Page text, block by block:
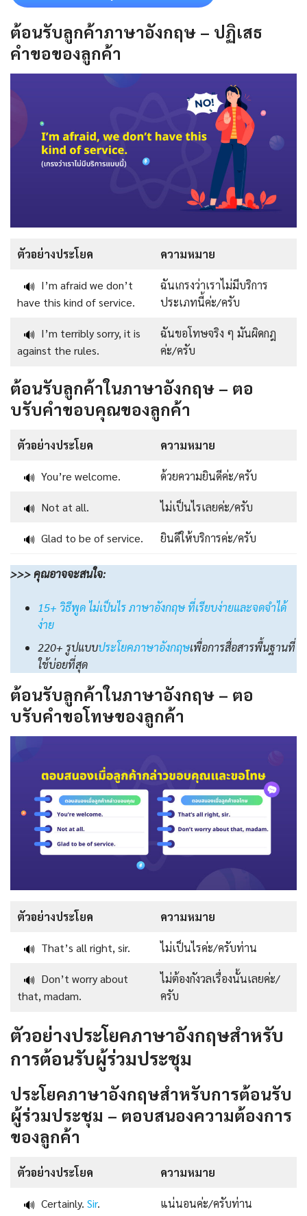
ต้อนรับลูกค้าภาษาอังกฤษ – ปฏิเสธ
คำขอของลูกค้า
ตัวอย่างประโยค ความหมาย
🔊 I’m afraid we don’t
have this kind of service.
ฉันเกรงว่าเราไม่มีบริการ
ประเภทนี้ค่ะ/ครับ
🔊 I’m terribly sorry, it is
against the rules.
ฉันขอโทษจริง ๆ มันผิดกฎ
ค่ะ/ครับ
ต้อนรับลูกค้าในภาษาอังกฤษ – ตอ
บรับคําขอบคุณของลูกค้า
ตัวอย่างประโยค ความหมาย
🔊 You’re welcome. ด้วยความยินดีค่ะ/ครับ
🔊 Not at all. ไม่เป็นไรเลยค่ะ/ครับ
🔊 Glad to be of service. ยินดีให้บริการค่ะ/ครับ
>>> คุณอาจจะสนใจ:
15+ วิธีพูด ไม่เป็นไร ภาษาอังกฤษ ที่เรียบง่ายและจดจำได้
ง่าย
220+ รูปแบบประโยคภาษาอังกฤษเพื่อการสื่อสารพื้นฐานที่
ใช้บ่อยที่สุด
ต้อนรับลูกค้าในภาษาอังกฤษ – ตอ
บรับคําขอโทษของลูกค้า
ตัวอย่างประโยค ความหมาย
🔊 That’s all right, sir. ไม่เป็นไรค่ะ/ครับท่าน
🔊 Don’t worry about
that, madam.
ไม่ต้องกังวลเรื่องนั้นเลยค่ะ/
ครับ
ตัวอย่างประโยคภาษาอังกฤษสำหรับ
การต้อนรับผู้ร่วมประชุม
ประโยคภาษาอังกฤษสำหรับการต้อนรับ
ผู้ร่วมประชุม – ตอบสนองความต้องการ
ของลูกค้า
ตัวอย่างประโยค ความหมาย
🔊 Certainly. Sir. แน่นอนค่ะ/ครับท่าน